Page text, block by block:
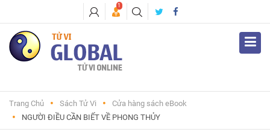
1
Trang Chủ Sách Tử Vi
Cửa hàng sách eBook
NGƯỜI ĐIỀU CẦN BIẾT VỀ PHONG THỦY